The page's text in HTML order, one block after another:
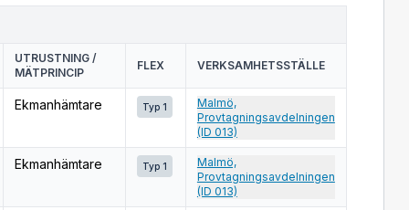
UTRUSTNING /
MÄTPRINCIP
FLEX VERKSAMHETSSTÄLLE
Ekmanhämtare Typ 1
Malmö,
Provtagningsavdelningen
(ID 013)
Ekmanhämtare Typ 1
Malmö,
Provtagningsavdelningen
(ID 013)